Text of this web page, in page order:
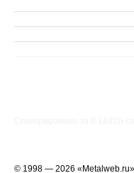
© 1998 — 2026